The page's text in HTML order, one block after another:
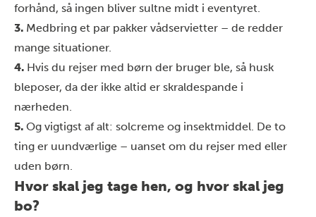
forhånd, så ingen bliver sultne midt i eventyret.
3. Medbring et par pakker vådservietter – de redder
mange situationer.
4. Hvis du rejser med børn der bruger ble, så husk
bleposer, da der ikke altid er skraldespande i
nærheden.
5. Og vigtigst af alt: solcreme og insektmiddel. De to
ting er uundværlige – uanset om du rejser med eller
uden børn.
Hvor skal jeg tage hen, og hvor skal jeg
bo?